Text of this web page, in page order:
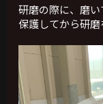
研磨の際に、磨
保護してから研磨